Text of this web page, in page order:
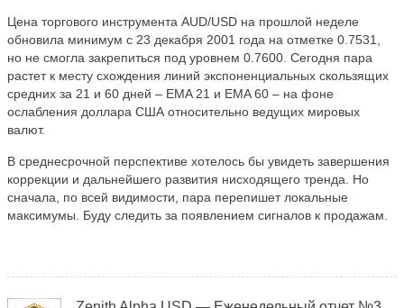
Цена торгового инструмента AUD/USD на прошлой неделе
обновила минимум с 23 декабря 2001 года на отметке 0.7531,
но не смогла закрепиться под уровнем 0.7600. Сегодня пара
растет к месту схождения линий экспоненциальных скользящих
средних за 21 и 60 дней – EMA 21 и EMA 60 – на фоне
ослабления доллара США относительно ведущих мировых
валют.
В среднесрочной перспективе хотелось бы увидеть завершения
коррекции и дальнейшего развития нисходящего тренда. Но
сначала, по всей видимости, пара перепишет локальные
максимумы. Буду следить за появлением сигналов к продажам.